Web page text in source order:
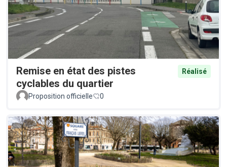
Remise en état des pistes
cyclables du quartier
Réalisé
Proposition officielle 0